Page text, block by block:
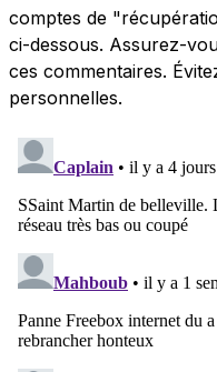
comptes de
ci-dessous. Assurez-
ces commentaires.
personnelles.